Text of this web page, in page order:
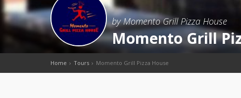
by Momento Grill Pizza House
Momento Grill
Home Tours Momento Grill Pizza House